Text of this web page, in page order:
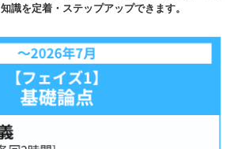
知識を定着・ステップアップできます。